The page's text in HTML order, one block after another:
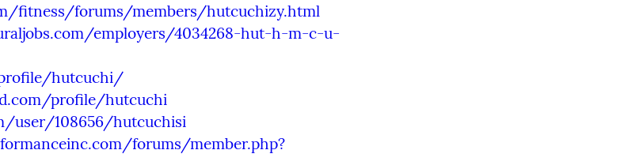
fitness/forums/members/hutcuchizy.html
employers/4034268-hut-h-m-c-u-
hutcuchi/
profile/hutcuchi
user/108656/hutcuchisi
forums/member.php?